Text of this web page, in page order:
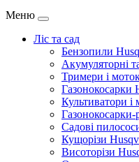
Меню
Ліс та сад
Бензопили
Акумуляторні
Тримери і
Газонокосарки
Культиватори і
Садові
Кущорізи
Висоторізи